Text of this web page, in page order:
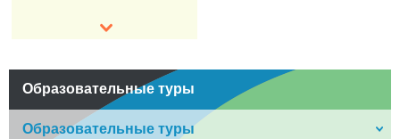
Образовательные туры
Образовательные туры